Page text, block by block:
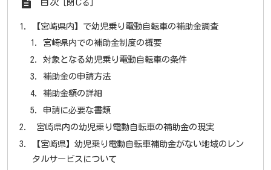
【宮崎県内】で幼児乗り電動自転車の補助金調査
宮崎県内での補助金制度の概要
対象となる幼児乗り電動自転車の条件
補助金の申請方法
補助金額の詳細
申請に必要な書類
宮崎県内の幼児乗り電動自転車の補助金の現実
【宮崎県】幼児乗り電動自転車補助金がない地域のレン
タルサービスについて